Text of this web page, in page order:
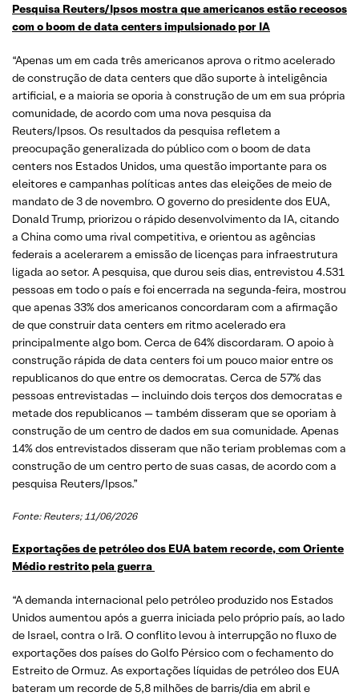
Pesquisa Reuters/Ipsos mostra que americanos estão receosos
com o boom de data centers impulsionado por IA
“Apenas um em cada três americanos aprova o ritmo acelerado
de construção de data centers que dão suporte à inteligência
artificial, e a maioria se oporia à construção de um em sua própria
comunidade, de acordo com uma nova pesquisa da
Reuters/Ipsos. Os resultados da pesquisa refletem a
preocupação generalizada do público com o boom de data
centers nos Estados Unidos, uma questão importante para os
eleitores e campanhas políticas antes das eleições de meio de
mandato de 3 de novembro. O governo do presidente dos EUA,
Donald Trump, priorizou o rápido desenvolvimento da IA, citando
a China como uma rival competitiva, e orientou as agências
federais a acelerarem a emissão de licenças para infraestrutura
ligada ao setor. A pesquisa, que durou seis dias, entrevistou 4.531
pessoas em todo o país e foi encerrada na segunda-feira, mostrou
que apenas 33% dos americanos concordaram com a afirmação
de que construir data centers em ritmo acelerado era
principalmente algo bom. Cerca de 64% discordaram. O apoio à
construção rápida de data centers foi um pouco maior entre os
republicanos do que entre os democratas. Cerca de 57% das
pessoas entrevistadas — incluindo dois terços dos democratas e
metade dos republicanos — também disseram que se oporiam à
construção de um centro de dados em sua comunidade. Apenas
14% dos entrevistados disseram que não teriam problemas com a
construção de um centro perto de suas casas, de acordo com a
pesquisa Reuters/Ipsos.”
Fonte: Reuters; 11/06/2026
Exportações de petróleo dos EUA batem recorde, com Oriente
Médio restrito pela guerra
“A demanda internacional pelo petróleo produzido nos Estados
Unidos aumentou após a guerra iniciada pelo próprio país, ao lado
de Israel, contra o Irã. O conflito levou à interrupção no fluxo de
exportações dos países do Golfo Pérsico com o fechamento do
Estreito de Ormuz. As exportações líquidas de petróleo dos EUA
bateram um recorde de 5,8 milhões de barris/dia em abril e